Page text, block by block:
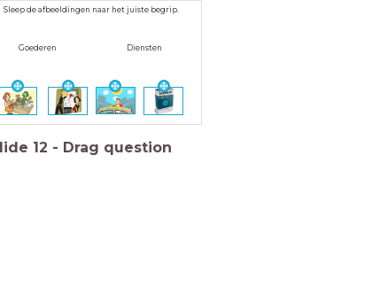
Sleep de afbeeldingen naar het juiste begrip.
Goederen Diensten
12 - Drag question